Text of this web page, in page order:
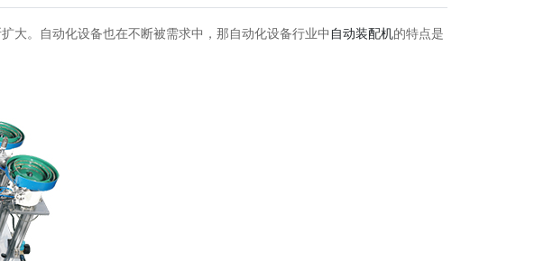
大。自动化设备也在不断被需求中，那自动化设备行业中 自动装配机的特点是